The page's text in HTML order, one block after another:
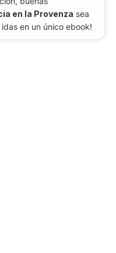
en la Provenza sea
idas en un único ebook!